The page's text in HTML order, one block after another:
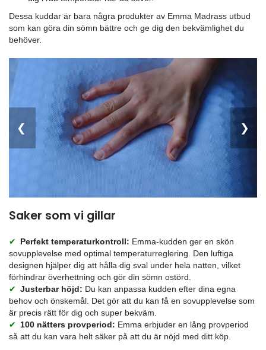
Andra kuddar från Emma Madrass
speciellt utformade för att passa din sovstil och hålla
natten. Tillverkade av högkvalitativa, allergivänliga
främjar de en hälsosam sömnmiljö genom att
reaktioner och dammkvalster. Dess tvättbara design
enkla att hålla rena och fräscha, vilket förbättrar
hållbarhet och din sömnkvalitet.
Här är några andra Emma-kuddar och en kort
Emma Original Kudde:
natten.
Emma Moln Kudde:En kudde som känns som
moln. Den är extra mjuk och gosig, perfekt för
och avslappnad sömn. Med sin fluffiga design
komfortnivå, är det som att krama en mjuk moln
ligger ner på den.
Emma Diamond Kudde:Det är Emmas bästa